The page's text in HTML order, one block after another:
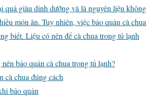
quả giàu dinh dưỡng và là nguyên liệu không
món ăn. Tuy nhiên, việc bảo quản cà chua
biết. Liệu có nên để cà chua trong tủ lạnh
bảo quản cà chua trong tủ lạnh?
cà chua đúng cách
bảo quản